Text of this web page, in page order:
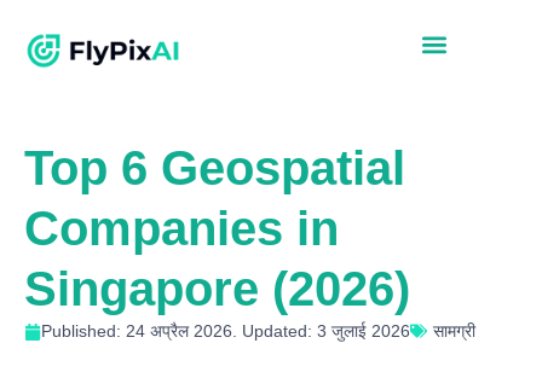
Top 6 Geospatial
Companies in
Singapore (2026)
Published: 24 अप्रैल 2026. Updated: 3 जुलाई 2026 सामग्री